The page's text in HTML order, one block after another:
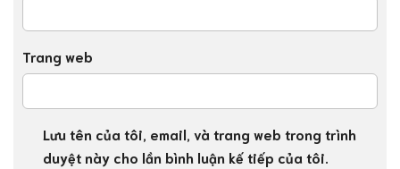
Trang web
Lưu tên của tôi, email, và trang web trong trình
duyệt này cho lần bình luận kế tiếp của tôi.